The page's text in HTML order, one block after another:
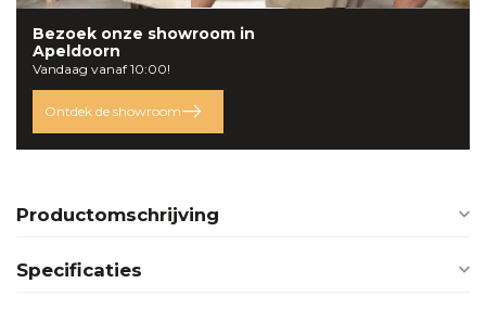
Bezoek onze showroom in
Apeldoorn
Vandaag vanaf 10:00!
Ontdek de showroom
Productomschrijving
Specificaties